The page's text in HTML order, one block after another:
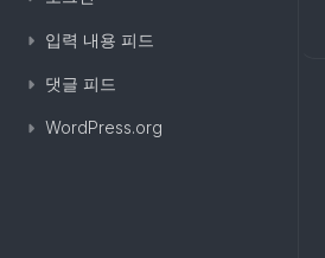
입력 내용 피드
댓글 피드
WordPress.org